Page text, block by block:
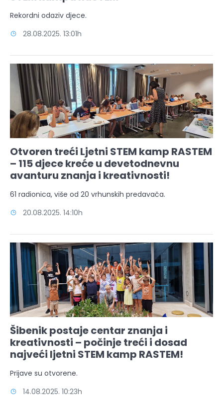
Rekordni odaziv djece.
28.08.2025. 13:01h
Otvoren treći Ljetni STEM kamp RASTEM
– 115 djece kreće u devetodnevnu
avanturu znanja i kreativnosti!
61 radionica, više od 20 vrhunskih predavača.
20.08.2025. 14:10h
Šibenik postaje centar znanja i
kreativnosti – počinje treći i dosad
najveći ljetni STEM kamp RASTEM!
Prijave su otvorene.
14.08.2025. 10:23h